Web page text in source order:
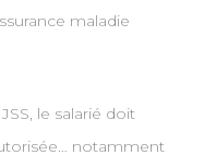
maladie
le salarié doit
notamment